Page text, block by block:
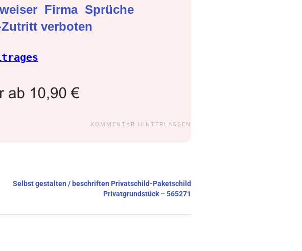
Firma Sprüche
verboten
KOMMENTAR HINTERLASSEN
Selbst gestalten / beschriften Privatschild-Paketschild
Privatgrundstück – 565271